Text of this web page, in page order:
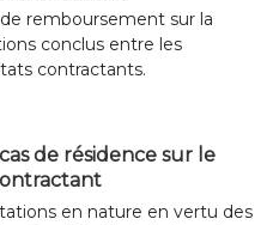
remboursement sur la
conclus entre les
contractants.
de résidence sur le
en nature en vertu des